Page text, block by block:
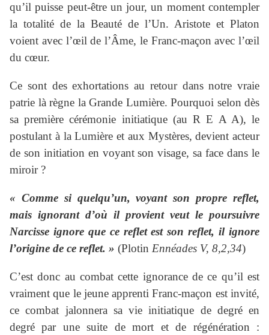
qu’il puisse peut-être un jour, un moment contempler
la totalité de la Beauté de l’Un. Aristote et Platon
voient avec l’œil de l’Âme, le Franc-maçon avec l’œil
du cœur.
Ce sont des exhortations au retour dans notre vraie
patrie là règne la Grande Lumière. Pourquoi selon dès
sa première cérémonie initiatique (au R E A A), le
postulant à la Lumière et aux Mystères, devient acteur
de son initiation en voyant son visage, sa face dans le
miroir ?
« Comme si quelqu’un, voyant son propre reflet,
mais ignorant d’où il provient veut le poursuivre
Narcisse ignore que ce reflet est son reflet, il ignore
l’origine de ce reflet. » (Plotin Ennéades V, 8,2,34)
C’est donc au combat cette ignorance de ce qu’il est
vraiment que le jeune apprenti Franc-maçon est invité,
ce combat jalonnera sa vie initiatique de degré en
degré par une suite de mort et de régénération :